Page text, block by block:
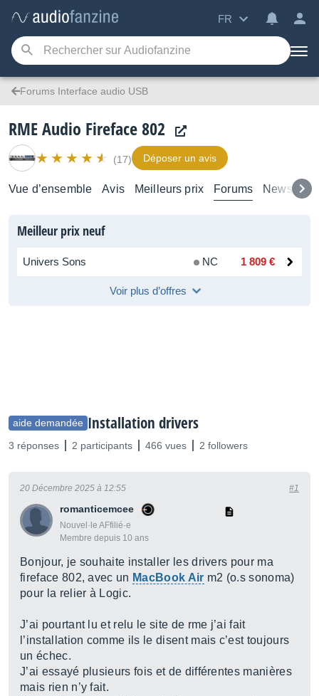
FR
Forums Interface audio USB
RME Audio Fireface 802
(17) Déposer un avis
Vue d’ensemble Avis Meilleurs prix Forums News
Meilleur prix neuf
Univers Sons NC 1 809 €
Voir plus d’offres
aide demandée Installation drivers
3 réponses 2 participants 466 vues 2 followers
romanticemcee
Nouvel·le AFfilié·e
Membre depuis 10 ans
20 Décembre 2025 à 12:55 #1
Bonjour, je souhaite installer les drivers pour ma
fireface 802, avec un MacBook Air m2 (o.s sonoma)
pour la relier à Logic.
J’ai pourtant lu et relu le site de rme j’ai fait
l’installation comme ils le disent mais c’est toujours
un échec.
J’ai essayé plusieurs fois et de différentes manières
mais rien n’y fait.